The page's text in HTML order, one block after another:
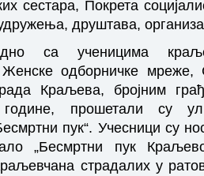
сестара, Покрета
друштава,
са ученицима
Женске одборничке мреже,
Краљева, бројним
прошетали су
пук“. Учесници су
„Бесмртни пук
страдалих у